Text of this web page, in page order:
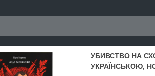
УБИВСТВО НА
УКРАЇНСЬКОЮ,